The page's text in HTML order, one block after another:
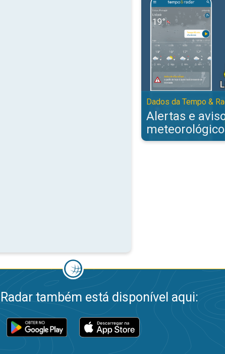
Dados da Tempo &
Alertas e
também está disponível aqui: